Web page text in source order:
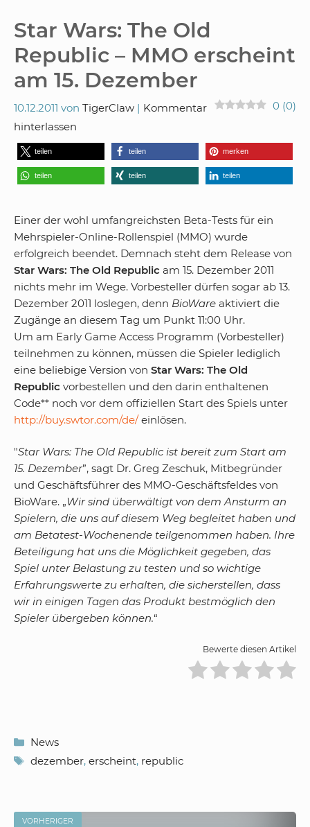
Star Wars: The Old
Republic – MMO erscheint
am 15. Dezember
10.12.2011 von TigerClaw 0 (0)
Kommentar
hinterlassen
teilen teilen merken
teilen teilen teilen
Einer der wohl umfangreichsten Beta-Tests für ein
Mehrspieler-Online-Rollenspiel (MMO) wurde
erfolgreich beendet. Demnach steht dem Release von
Star Wars: The Old Republic am 15. Dezember 2011
nichts mehr im Wege. Vorbesteller dürfen sogar ab 13.
Dezember 2011 loslegen, denn BioWare aktiviert die
Zugänge an diesem Tag um Punkt 11:00 Uhr.
Um am Early Game Access Programm (Vorbesteller)
teilnehmen zu können, müssen die Spieler lediglich
eine beliebige Version von Star Wars: The Old
Republic vorbestellen und den darin enthaltenen
Code** noch vor dem offiziellen Start des Spiels unter
http://buy.swtor.com/de/einlösen.
"Star Wars: The Old Republic ist bereit zum Start am
15. Dezember”, sagt Dr. Greg Zeschuk, Mitbegründer
und Geschäftsführer des MMO-Geschäftsfeldes von
BioWare. „Wir sind überwältigt von dem Ansturm an
Spielern, die uns auf diesem Weg begleitet haben und
am Betatest-Wochenende teilgenommen haben. Ihre
Beteiligung hat uns die Möglichkeit gegeben, das
Spiel unter Belastung zu testen und so wichtige
Erfahrungswerte zu erhalten, die sicherstellen, dass
wir in einigen Tagen das Produkt bestmöglich den
Spieler übergeben können.“
Bewerte diesen Artikel
Kategorien
News
Schlagwörter
dezember, erscheint, republic
VORHERIGER